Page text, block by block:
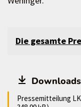
Die gesamte
Downloads
Pressemitteilung LK